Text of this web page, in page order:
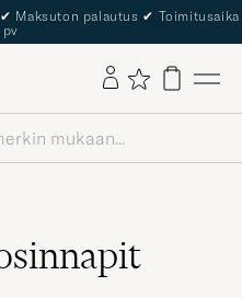
✔ Maksuton palautus ✔ Toimitusaika
pv